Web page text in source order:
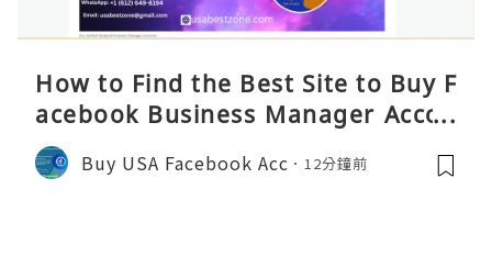
How to Find the Best Site to Buy F
acebook Business Manager Accou
nts 2026 – Complete Reality Guide
Buy USA Facebook Acc 12分鐘前